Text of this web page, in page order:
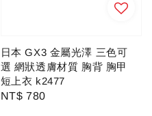
日本 GX3 金屬光澤 三色可
選 網狀透膚材質 胸背 胸甲
短上衣 k2477
Regular
NT$ 780